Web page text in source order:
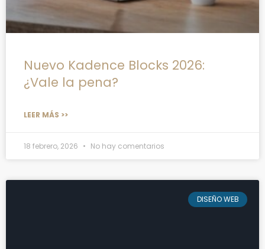
Nuevo Kadence Blocks 2026:
¿Vale la pena?
LEER MÁS >>
18 febrero, 2026 No hay comentarios
DISEÑO WEB